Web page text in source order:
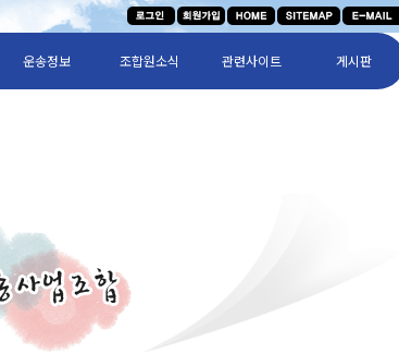
운송정보 조합원소식 관련사이트 게시판